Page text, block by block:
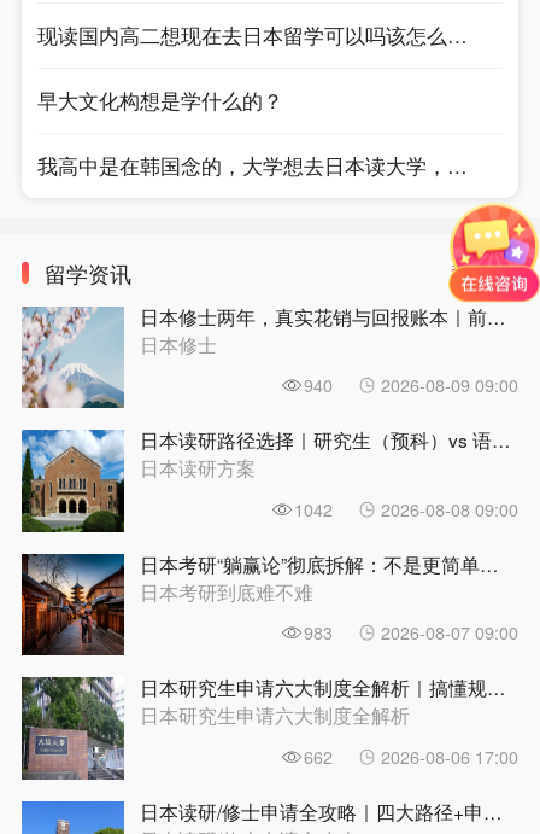
现读国内高二想现在去日本留学可以吗该怎么申请
早大文化构想是学什么的？
我高中是在韩国念的，大学想去日本读大学，为了方便学日语去了职高，因为忙于学日语，没有时间学习，学校的课，导致我的成绩都不合格，我听说日本好院校，比如早庆这种，如果是职高和高中3年成绩不好会影响报考，请问各位前辈是真的吗？
留学资讯 查看更多
日本修士两年，真实花销与回报账本｜前程日本留学
日本修士
940 2026-08-09 09:00
日本读研路径选择｜研究生（预科）vs 语言学校，哪条路更适合你？ | 前程日本留学
日本读研方案
1042 2026-08-08 09:00
日本考研“躺赢论”彻底拆解：不是更简单，是另一种难|前程日本留学
日本考研到底难不难
983 2026-08-07 09:00
日本研究生申请六大制度全解析｜搞懂规则再动手，别在第一步就走偏 | 前程日本留学
日本研究生申请六大制度全解析
662 2026-08-06 17:00
日本读研/修士申请全攻略｜四大路径+申请条件+时间规划，一篇理清 | 前程日本留学